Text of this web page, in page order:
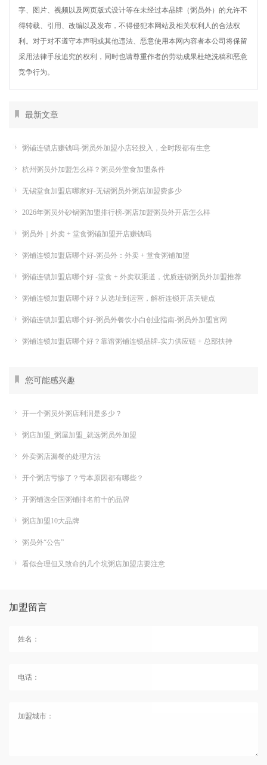
字、图片、视频以及网页版式设计等在未经过本品牌（粥员外）的允许不
得转载、引用、改编以及发布，不得侵犯本网站及相关权利人的合法权
利。对于对不遵守本声明或其他违法、恶意使用本网内容者本公司将保留
采用法律手段追究的权利，同时也请尊重作者的劳动成果杜绝洗稿和恶意
竞争行为。
最新文章
粥铺连锁店赚钱吗-粥员外加盟小店轻投入，全时段都有生意
杭州粥员外加盟怎么样？粥员外堂食加盟条件
无锡堂食加盟店哪家好-无锡粥员外粥店加盟费多少
2026年粥员外砂锅粥加盟排行榜-粥店加盟粥员外开店怎么样
粥员外｜外卖 + 堂食粥铺加盟开店赚钱吗
粥铺连锁加盟店哪个好-粥员外：外卖 + 堂食粥铺加盟
粥铺连锁加盟店哪个好 -堂食 + 外卖双渠道，优质连锁粥员外加盟推荐
粥铺连锁加盟店哪个好？从选址到运营，解析连锁开店关键点
粥铺连锁加盟店哪个好-粥员外餐饮小白创业指南-粥员外加盟官网
粥铺连锁加盟店哪个好？靠谱粥铺连锁品牌-实力供应链 + 总部扶持
您可能感兴趣
开一个粥员外粥店利润是多少？
粥店加盟_粥屋加盟_就选粥员外加盟
外卖粥店漏餐的处理方法
开个粥店亏惨了？亏本原因都有哪些？
开粥铺选全国粥铺排名前十的品牌
粥店加盟10大品牌
粥员外“公告”
看似合理但又致命的几个坑粥店加盟店要注意
加盟留言